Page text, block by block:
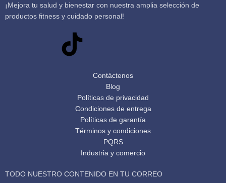
¡Mejora tu salud y bienestar con nuestra amplia selección de
productos fitness y cuidado personal!
Contáctenos
Blog
Políticas de privacidad
Condiciones de entrega
Políticas de garantía
Términos y condiciones
PQRS
Industria y comercio
TODO NUESTRO CONTENIDO EN TU CORREO